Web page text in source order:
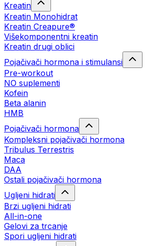
Kreatin
Kreatin Monohidrat
Kreatin Creapure®
Višekomponentni kreatin
Kreatin drugi oblici
Pojačivači hormona i stimulansi
Pre-workout
NO suplementi
Kofein
Beta alanin
HMB
Pojačivači hormona
Kompleksni pojačivači hormona
Tribulus Terrestris
Maca
DAA
Ostali pojačivači hormona
Ugljeni hidrati
Brzi ugljeni hidrati
All-in-one
Gelovi za trcanje
Spori ugljeni hidrati